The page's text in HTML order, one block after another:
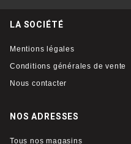
LA SOCIÉTÉ
Mentions légales
Conditions générales de vente
Nous contacter
NOS ADRESSES
Tous nos magasins